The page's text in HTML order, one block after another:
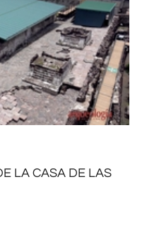
LA CASA DE LAS